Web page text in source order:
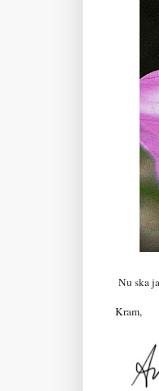
Nu ska
Kram,